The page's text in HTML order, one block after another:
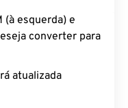
(à esquerda) e
converter para
atualizada